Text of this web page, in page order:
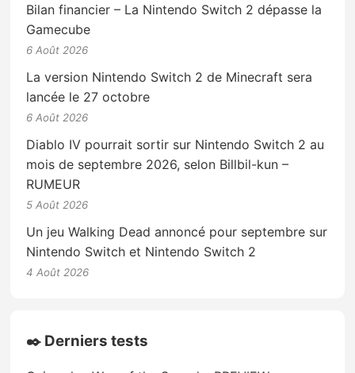
Bilan financier – La Nintendo Switch 2 dépasse la
Gamecube
6 Août 2026
La version Nintendo Switch 2 de Minecraft sera
lancée le 27 octobre
6 Août 2026
Diablo IV pourrait sortir sur Nintendo Switch 2 au
mois de septembre 2026, selon Billbil-kun –
RUMEUR
5 Août 2026
Un jeu Walking Dead annoncé pour septembre sur
Nintendo Switch et Nintendo Switch 2
4 Août 2026
✒️ Derniers tests